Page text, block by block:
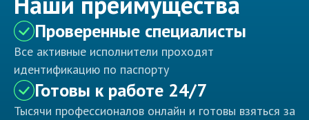
Проверенные специалисты
Все активные исполнители проходят
идентификацию по паспорту
Готовы к работе 24/7
Тысячи профессионалов онлайн и готовы взяться за